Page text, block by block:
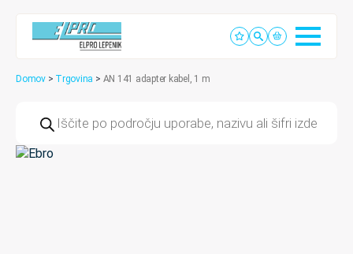
Domov > Trgovina > AN 141 adapter kabel, 1 m
search